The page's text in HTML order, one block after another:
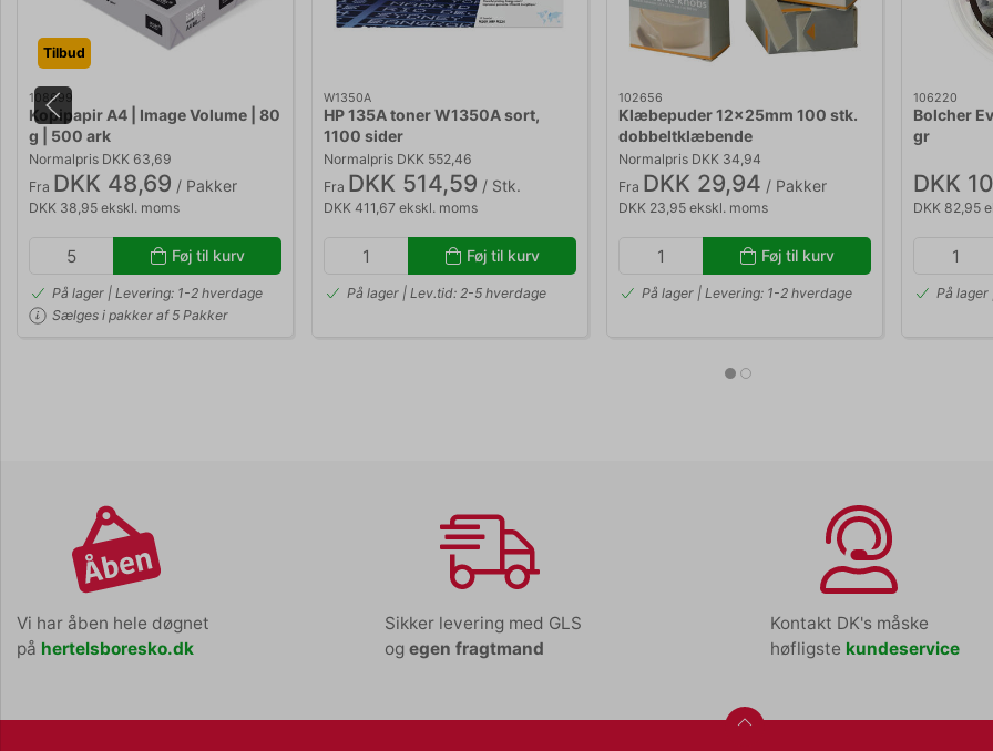
Tilbud
108699
Kopipapir A4 | Image Volume | 80
g | 500 ark
Normalpris DKK 63,69
Fra DKK 48,69 / Pakker
DKK 38,95 ekskl. moms
Føj til kurv
På lager | Levering: 1-2 hverdage
Sælges i pakker af 5 Pakker
W1350A
HP 135A toner W1350A sort,
1100 sider
Normalpris DKK 552,46
Fra DKK 514,59 / Stk.
DKK 411,67 ekskl. moms
Føj til kurv
På lager | Lev.tid: 2-5 hverdage
102656
Klæbepuder 12x25mm 100 stk.
dobbeltklæbende
Normalpris DKK 34,94
Fra DKK 29,94 / Pakker
DKK 23,95 ekskl. moms
Føj til kurv
På lager | Levering: 1-2 hverdage
106220
Bolcher
gr
DKK
DKK 82,95
På lager
Vi har åben hele døgnet
på hertelsboresko.dk
Sikker levering med GLS
ogegen fragtmand
Kontakt DK's måske
høfligste kundeservice